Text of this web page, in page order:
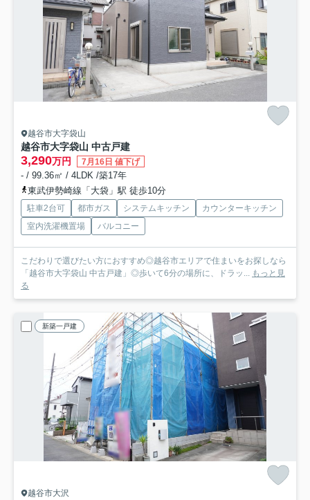
越谷市大字袋山
越谷市大字袋山 中古戸建
3,290万円 7月16日 値下げ
- / 99.36㎡ / 4LDK /築17年
東武伊勢崎線「大袋」駅 徒歩10分
駐車2台可 都市ガス システムキッチン
カウンターキッチン
室内洗濯機置場
バルコニー
こだわりで選びたい方におすすめ◎越谷市エリアで住まいをお探しなら
「越谷市大字袋山 中古戸建」◎歩いて6分の場所に、ドラッ... もっと見
る
新築一戸建
越谷市大沢